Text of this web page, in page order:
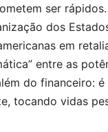
ser
dos
em
entre as
do financeiro:
tocando vidas